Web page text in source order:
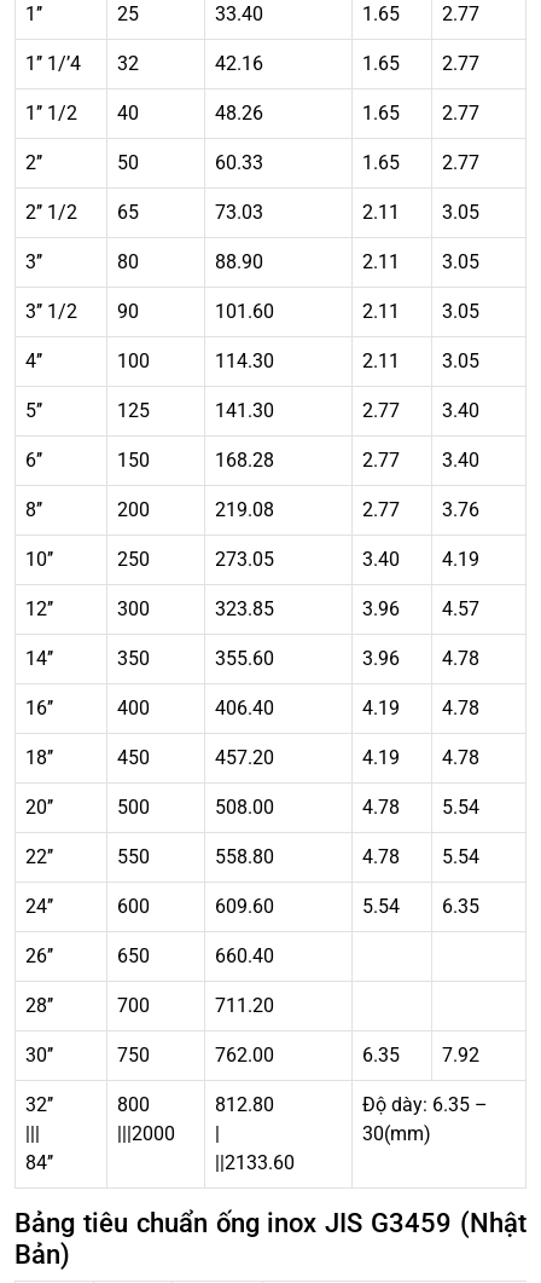
1’’ 25 33.40 1.65 2.77
1’’ 1/’4 32 42.16 1.65 2.77
1’’ 1/2 40 48.26 1.65 2.77
2’’ 50 60.33 1.65 2.77
2’’ 1/2 65 73.03 2.11 3.05
3’’ 80 88.90 2.11 3.05
3’’ 1/2 90 101.60 2.11 3.05
4’’ 100 114.30 2.11 3.05
5’’ 125 141.30 2.77 3.40
6’’ 150 168.28 2.77 3.40
8’’ 200 219.08 2.77 3.76
10’’ 250 273.05 3.40 4.19
12’’ 300 323.85 3.96 4.57
14’’ 350 355.60 3.96 4.78
16’’ 400 406.40 4.19 4.78
18’’ 450 457.20 4.19 4.78
20’’ 500 508.00 4.78 5.54
22’’ 550 558.80 4.78 5.54
24’’ 600 609.60 5.54 6.35
26’’ 650 660.40
28’’ 700 711.20
30’’ 750 762.00 6.35 7.92
32’’
|||
84’’
800
|||2000
812.80
|
||2133.60
Độ dày: 6.35 –
30(mm)
Bảng tiêu chuẩn ống inox JIS G3459 (Nhật
Bản)